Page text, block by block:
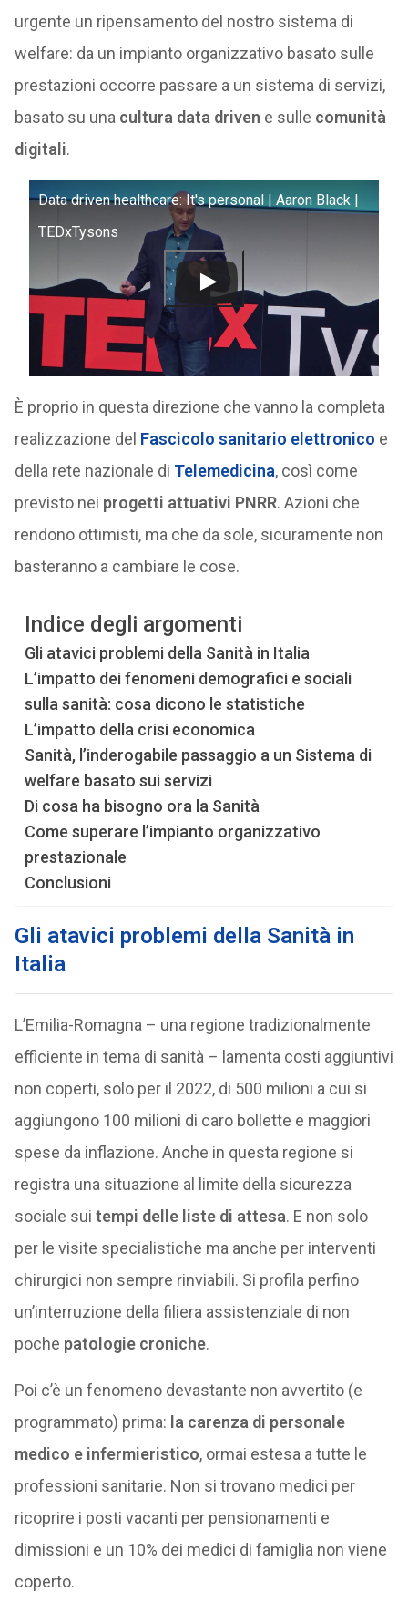
urgente un ripensamento del nostro sistema di
welfare: da un impianto organizzativo basato sulle
prestazioni occorre passare a un sistema di servizi,
basato su una cultura data driven e sulle comunità
digitali.
Data driven healthcare: It's personal | Aaron Black |
TEDxTysons
È proprio in questa direzione che vanno la completa
realizzazione del Fascicolo sanitario elettronico e
della rete nazionale di Telemedicina, così come
previsto nei progetti attuativi PNRR. Azioni che
rendono ottimisti, ma che da sole, sicuramente non
basteranno a cambiare le cose.
Indice degli argomenti
Gli atavici problemi della Sanità in Italia
L’impatto dei fenomeni demografici e sociali
sulla sanità: cosa dicono le statistiche
L’impatto della crisi economica
Sanità, l’inderogabile passaggio a un Sistema di
welfare basato sui servizi
Di cosa ha bisogno ora la Sanità
Come superare l’impianto organizzativo
prestazionale
Conclusioni
Gli atavici problemi della Sanità in
Italia
L’Emilia-Romagna – una regione tradizionalmente
efficiente in tema di sanità – lamenta costi aggiuntivi
non coperti, solo per il 2022, di 500 milioni a cui si
aggiungono 100 milioni di caro bollette e maggiori
spese da inflazione. Anche in questa regione si
registra una situazione al limite della sicurezza
sociale sui tempi delle liste di attesa. E non solo
per le visite specialistiche ma anche per interventi
chirurgici non sempre rinviabili. Si profila perfino
un’interruzione della filiera assistenziale di non
poche patologie croniche.
Poi c’è un fenomeno devastante non avvertito (e
programmato) prima: la carenza di personale
medico e infermieristico, ormai estesa a tutte le
professioni sanitarie. Non si trovano medici per
ricoprire i posti vacanti per pensionamenti e
dimissioni e un 10% dei medici di famiglia non viene
coperto.